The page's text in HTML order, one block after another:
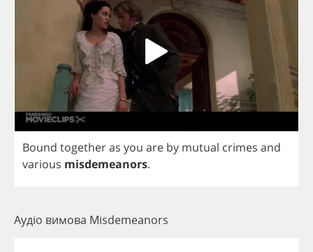
Bound togetheras you are by mutual crimes and
various misdemeanors.
Аудіо вимова Misdemeanors